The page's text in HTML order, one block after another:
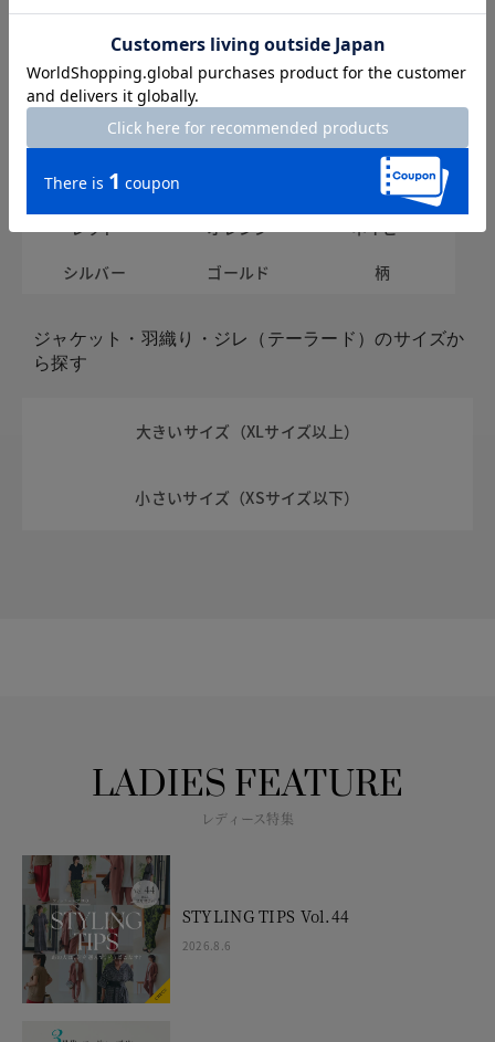
ジャケット・羽織り・ジレ（テーラード）のおすすめ
ホワイト
ブラウン
ベージュ
グリーン
ブルー
イエロー
レッド
オレンジ
ネイビー
シルバー
ゴールド 柄
ジャケット・羽織り・ジレ（テーラード）のサイズか
ら探す
大きいサイズ（XLサイズ以上）
小さいサイズ（XSサイズ以下）
LADIES FEATURE
レディース特集
STYLING TIPS Vol.44
2026.8.6